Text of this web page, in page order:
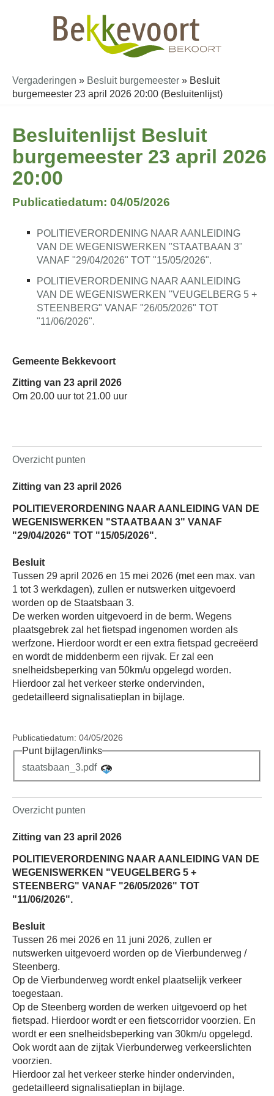
Vergaderingen » Besluit burgemeester » Besluit
burgemeester 23 april 2026 20:00 (Besluitenlijst)
Besluitenlijst Besluit
burgemeester 23 april 2026
20:00
Publicatiedatum: 04/05/2026
POLITIEVERORDENING NAAR AANLEIDING
VAN DE WEGENISWERKEN "STAATBAAN 3"
VANAF "29/04/2026" TOT "15/05/2026".
POLITIEVERORDENING NAAR AANLEIDING
VAN DE WEGENISWERKEN "VEUGELBERG 5 +
STEENBERG" VANAF "26/05/2026" TOT
"11/06/2026".
Gemeente Bekkevoort
Zitting van 23 april 2026
Om 20.00 uur tot 21.00 uur
Overzicht punten
Zitting van 23 april 2026
POLITIEVERORDENING NAAR AANLEIDING VAN DE
WEGENISWERKEN "STAATBAAN 3" VANAF
"29/04/2026" TOT "15/05/2026".
Besluit
Tussen 29 april 2026 en 15 mei 2026 (met een max. van
1 tot 3 werkdagen), zullen er nutswerken uitgevoerd
worden op de Staatsbaan 3.
De werken worden uitgevoerd in de berm. Wegens
plaatsgebrek zal het fietspad ingenomen worden als
werfzone. Hierdoor wordt er een extra fietspad gecreëerd
en wordt de middenberm een rijvak. Er zal een
snelheidsbeperking van 50km/u opgelegd worden.
Hierdoor zal het verkeer sterke ondervinden,
gedetailleerd signalisatieplan in bijlage.
Publicatiedatum: 04/05/2026
Punt bijlagen/links
staatsbaan_3.pdf
Overzicht punten
Zitting van 23 april 2026
POLITIEVERORDENING NAAR AANLEIDING VAN DE
WEGENISWERKEN "VEUGELBERG 5 +
STEENBERG" VANAF "26/05/2026" TOT
"11/06/2026".
Besluit
Tussen 26 mei 2026 en 11 juni 2026, zullen er
nutswerken uitgevoerd worden op de Vierbunderweg /
Steenberg.
Op de Vierbunderweg wordt enkel plaatselijk verkeer
toegestaan.
Op de Steenberg worden de werken uitgevoerd op het
fietspad. Hierdoor wordt er een fietscorridor voorzien. En
wordt er een snelheidsbeperking van 30km/u opgelegd.
Ook wordt aan de zijtak Vierbunderweg verkeerslichten
voorzien.
Hierdoor zal het verkeer sterke hinder ondervinden,
gedetailleerd signalisatieplan in bijlage.